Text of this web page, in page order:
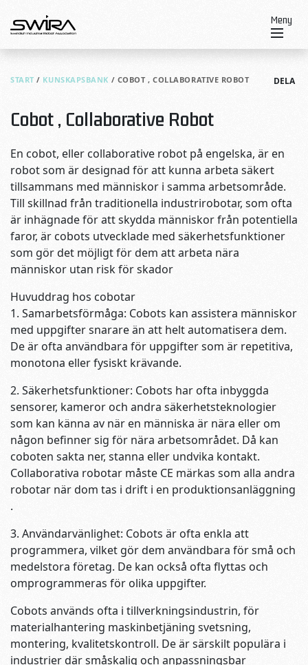
Meny
START / KUNSKAPSBANK / COBOT , COLLABORATIVE ROBOT DELA
Cobot , Collaborative Robot
En cobot, eller collaborative robot på engelska, är en
robot som är designad för att kunna arbeta säkert
tillsammans med människor i samma arbetsområde.
Till skillnad från traditionella industrirobotar, som ofta
är inhägnade för att skydda människor från potentiella
faror, är cobots utvecklade med säkerhetsfunktioner
som gör det möjligt för dem att arbeta nära
människor utan risk för skador
Huvuddrag hos cobotar
1. Samarbetsförmåga: Cobots kan assistera människor
med uppgifter snarare än att helt automatisera dem.
De är ofta användbara för uppgifter som är repetitiva,
monotona eller fysiskt krävande.
2. Säkerhetsfunktioner: Cobots har ofta inbyggda
sensorer, kameror och andra säkerhetsteknologier
som kan känna av när en människa är nära eller om
någon befinner sig för nära arbetsområdet. Då kan
coboten sakta ner, stanna eller undvika kontakt.
Collaborativa robotar måste CE märkas som alla andra
robotar när dom tas i drift i en produktionsanläggning
.
3. Användarvänlighet: Cobots är ofta enkla att
programmera, vilket gör dem användbara för små och
medelstora företag. De kan också ofta flyttas och
omprogrammeras för olika uppgifter.
Cobots används ofta i tillverkningsindustrin, för
materialhantering maskinbetjäning svetsning,
montering, kvalitetskontroll. De är särskilt populära i
industrier där småskalig och anpassningsbar